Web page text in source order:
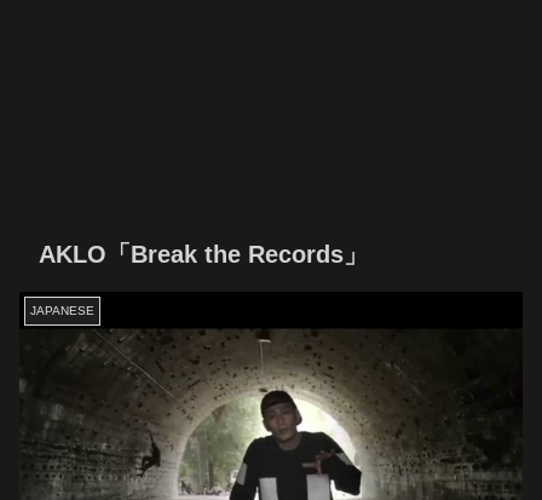
AKLO「Break the Records」
JAPANESE